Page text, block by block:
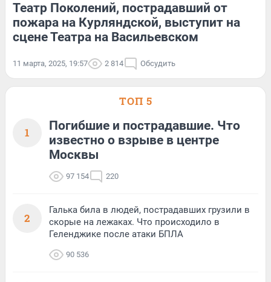
Театр Поколений, пострадавший от
пожара на Курляндской, выступит на
сцене Театра на Васильевском
11 марта, 2025, 19:57 2 814 Обсудить
ТОП 5
1
Погибшие и пострадавшие. Что
известно о взрыве в центре
Москвы
97 154 220
2
Галька била в людей, пострадавших грузили в
скорые на лежаках. Что происходило в
Геленджике после атаки БПЛА
90 536